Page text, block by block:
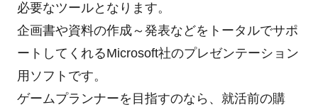
必要なツールとなります。
企画書や資料の作成～発表などをトータルでサポ
ートしてくれるMicrosoft社のプレゼンテーション
用ソフトです。
ゲームプランナーを目指すのなら、就活前の購